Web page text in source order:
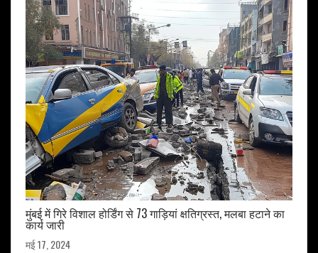
मुंबई में गिरे विशाल होर्डिंग से 73 गाड़ियां क्षतिग्रस्त, मलबा हटाने का
कार्य जारी
मई 17, 2024